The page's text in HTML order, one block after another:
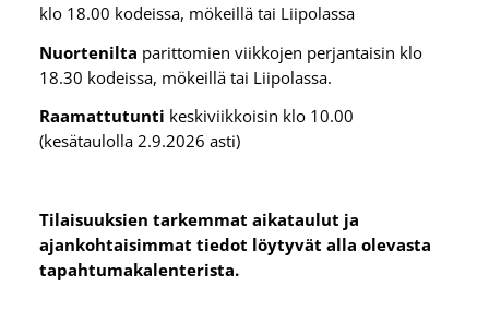
klo 18.00 kodeissa, mökeillä tai Liipolassa
Nuortenilta parittomien viikkojen perjantaisin klo
18.30 kodeissa, mökeillä tai Liipolassa.
Raamattutunti keskiviikkoisin klo 10.00
(kesätaulolla 2.9.2026 asti)
Tilaisuuksien tarkemmat aikataulut ja
ajankohtaisimmat tiedot löytyvät alla olevasta
tapahtumakalenterista.